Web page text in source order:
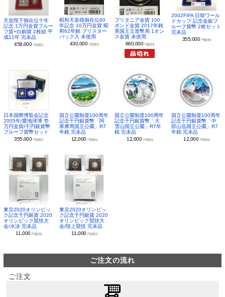
天皇陛下御在位十年
記念 1万円金貨プルー
フ貨+白銅貨 2枚組 平
成11年 完未品
458,000 円(税別)
昭和天皇様御在位60
年記念 10万円金貨 昭
和62年銘 ブリスター
パック入 未使用
430,000 円(税別)
ブリタニア金貨 100
ポンド金貨 2017年銘
英国王立造幣局 1オン
ス金貨 未使用
660,000 円(税別)
2002FIFA 日韓ワール
ドカップ 記念金銀プ
ルーフ貨幣 2枚セット
完未品
355,000 円(税別)
日本国際博覧会記念
2005年/愛地球博 壱
万円金貨/千円銀貨幣
プルーフ貨幣セット
355,000 円(税別)
国立公園制度100周年
記念千円銀貨幣「阿
寒摩周国立公園」R7
年銘 完未品
12,000 円(税別)
国立公園制度100周年
記念千円銀貨幣「大
雪山国立公園」R7年
銘 完未品
12,000 円(税別)
国立公園制度100周年
記念千円銀貨幣「中
部山岳国立公園」R7
年銘 完未品
12,000 円(税別)
東京2020オリンピッ
ク記念千円銀貨 2020
オリンピック競技大
会/水泳 完未品
11,000円(税別)
東京2020オリンピッ
ク記念千円銀貨 2020
オリンピック競技大
会/陸上競技 完未品
11,000 円(税別)
ご注文の流れ
ご注文